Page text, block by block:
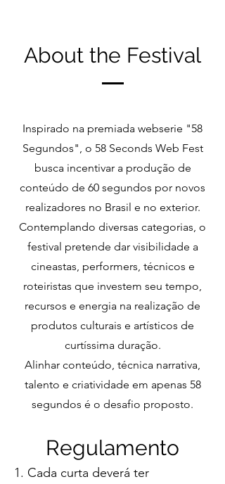
About the Festival
Inspirado na premiada webserie "58
Segundos", o 58 Seconds Web Fest
busca incentivar a produção de
conteúdo de 60 segundos por novos
realizadores no Brasil e no exterior.
Contemplando diversas categorias, o
festival pretende dar visibilidade a
cineastas, performers, técnicos e
roteiristas que investem seu tempo,
recursos e energia na realização de
produtos culturais e artísticos de
curtíssima duração.
Alinhar conteúdo, técnica narrativa,
talento e criatividade em apenas 58
segundos é o desafio proposto.
Regulamento
1. Cada curta deverá ter